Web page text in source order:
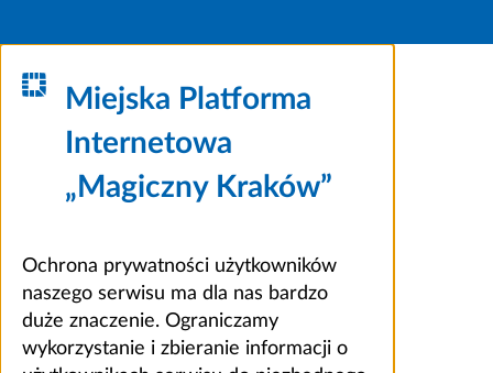
Miejska Platforma
Internetowa
„Magiczny Kraków”
Ochrona prywatności użytkowników
naszego serwisu ma dla nas bardzo
duże znaczenie. Ograniczamy
wykorzystanie i zbieranie informacji o